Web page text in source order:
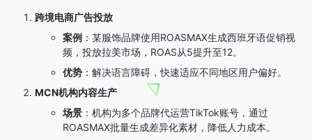
跨境电商广告投放
案例 ：某服饰品牌使用ROASMAX生成西班牙语促销视
频，投放拉美市场，ROAS从5提升至12。
优势 ：解决语言障碍，快速适应不同地区用户偏好。
MCN机构内容生产
场景 ：机构为多个品牌代运营TikTok账号，通过
ROASMAX批量生成差异化素材，降低人力成本。